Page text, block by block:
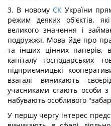
3. В новому СКУкраїни
режим деяких об'єктів,
великого значення і
подружжя. Мова йде про
та інших цінних паперів,
капіталу господарських
підприємницькі
взагалі виникають
учасниками стають особи
набувають особливого
У першу чергу інтерес